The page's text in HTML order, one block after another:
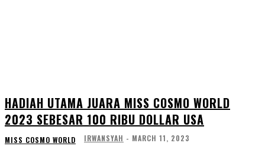
HADIAH UTAMA JUARA MISS COSMO WORLD
2023 SEBESAR 100 RIBU DOLLAR USA
MISS COSMO WORLD IRWANSYAH - MARCH 11, 2023